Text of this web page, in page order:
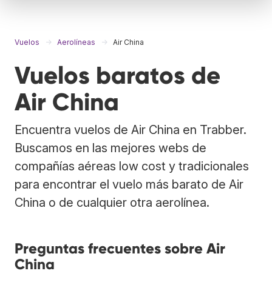
Vuelos Aerolíneas Air China
Vuelos baratos de
Air China
Encuentra vuelos de Air China en Trabber.
Buscamos en las mejores webs de
compañías aéreas low cost y tradicionales
para encontrar el vuelo más barato de Air
China o de cualquier otra aerolínea.
Preguntas frecuentes sobre Air
China